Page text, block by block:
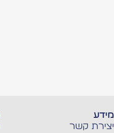
מידע
יצירת קשר